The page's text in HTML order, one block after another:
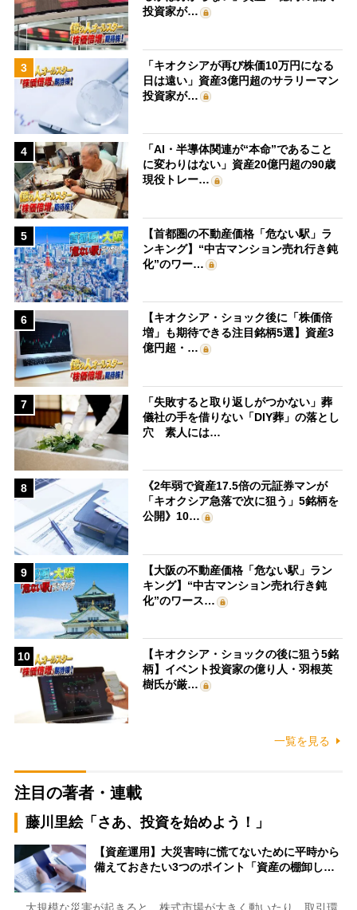
投資家が…
3
「キオクシアが再び株価10万円になる
日は遠い」資産3億円超のサラリーマン
投資家が…
4
「AI・半導体関連が“本命”であること
に変わりはない」資産20億円超の90歳
現役トレー…
5
【首都圏の不動産価格「危ない駅」ラ
ンキング】“中古マンション売れ行き鈍
化”のワー…
6
【キオクシア・ショック後に「株価倍
増」も期待できる注目銘柄5選】資産3
億円超・…
7
「失敗すると取り返しがつかない」葬
儀社の手を借りない「DIY葬」の落とし
穴 素人には…
8
《2年弱で資産17.5倍の元証券マンが
「キオクシア急落で次に狙う」5銘柄を
公開》10…
9
【大阪の不動産価格「危ない駅」ラン
キング】“中古マンション売れ行き鈍
化”のワース…
10
【キオクシア・ショックの後に狙う5銘
柄】イベント投資家の億り人・羽根英
樹氏が厳…
一覧を見る
注目の著者・連載
藤川里絵「さあ、投資を始めよう！」
【資産運用】大災害時に慌てないために平時から
備えておきたい3つのポイント「資産の棚卸し…